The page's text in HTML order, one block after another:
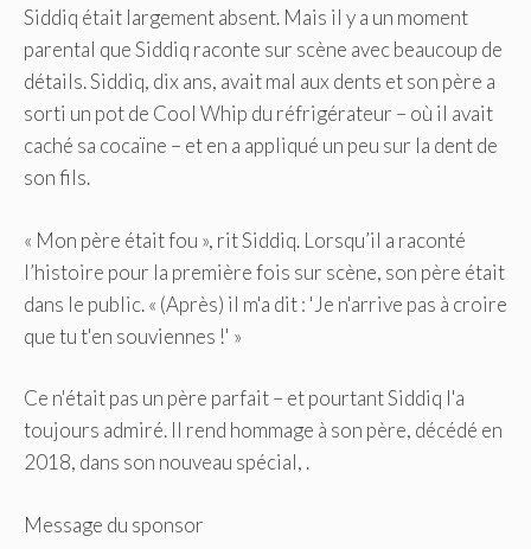
Siddiq était largement absent. Mais il y a un moment
parental que Siddiq raconte sur scène avec beaucoup de
détails. Siddiq, dix ans, avait mal aux dents et son père a
sorti un pot de Cool Whip du réfrigérateur – où il avait
caché sa cocaïne – et en a appliqué un peu sur la dent de
son fils.
« Mon père était fou », rit Siddiq. Lorsqu’il a raconté
l’histoire pour la première fois sur scène, son père était
dans le public. « (Après) il m'a dit : 'Je n'arrive pas à croire
que tu t'en souviennes !' »
Ce n'était pas un père parfait – et pourtant Siddiq l'a
toujours admiré. Il rend hommage à son père, décédé en
2018, dans son nouveau spécial, .
Message du sponsor